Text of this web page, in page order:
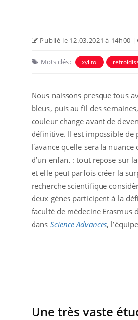
Publié le 12.03.2021 à 14h00 |
Mots clés : xylitol
Nous naissons presque tous
bleus, puis au fil des
couleur change avant de
définitive. Il est impossible de
l’avance quelle sera la nuance
d’un enfant : tout repose sur la
et elle peut parfois créer la
recherche scientifique
deux gènes participent à la
faculté de médecine Erasmus
dans Science Advances,
Une très vaste
Comment gérer le
sommeil des enfants en
vacances ?
Bilan prévention : ce que
les kinés pourront
TDAH : quel est ce
traitement autorisé aux
États-Unis ?